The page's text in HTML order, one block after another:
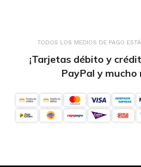
TODOS LOS MEDIOS DE PAGO
¡Tarjetas débito y
PayPal y mucho